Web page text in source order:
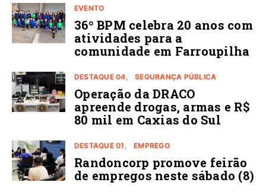
EVENTO
36º BPM celebra 20 anos com
atividades para a
comunidade em Farroupilha
DESTAQUE 04 SEGURANÇA PÚBLICA
Operação da DRACO
apreende drogas, armas e R$
80 mil em Caxias do Sul
DESTAQUE 01 EMPREGO
Randoncorp promove feirão
de empregos neste sábado (8)